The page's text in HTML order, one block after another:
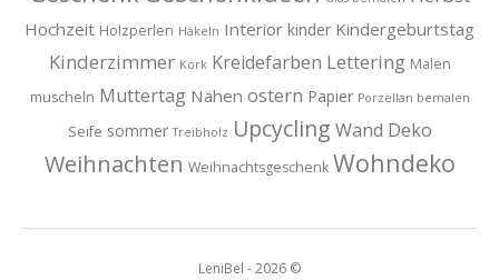
Hochzeit Holzperlen Häkeln Interior kinder Kindergeburtstag
Kinderzimmer Kork Kreidefarben Lettering Malen
muscheln Muttertag Nähen ostern Papier Porzellan bemalen
Seife sommer Treibholz Upcycling Wand Deko
Weihnachten Weihnachtsgeschenk Wohndeko
LeniBel - 2026 ©